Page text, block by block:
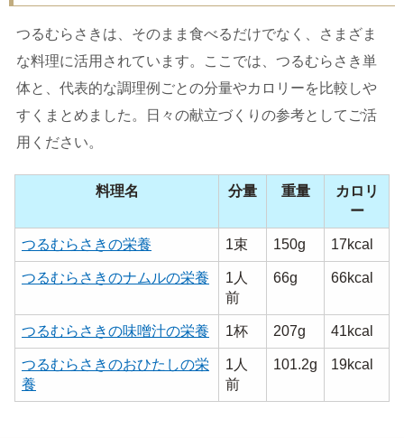
つるむらさきは、そのまま食べるだけでなく、さまざま
な料理に活用されています。ここでは、つるむらさき単
体と、代表的な調理例ごとの分量やカロリーを比較しや
すくまとめました。日々の献立づくりの参考としてご活
用ください。
料理名 分量 重量
カロリ
ー
つるむらさきの栄養 1束 150g 17kcal
つるむらさきのナムルの栄養
1人
前
66g 66kcal
つるむらさきの味噌汁の栄養 1杯 207g 41kcal
つるむらさきのおひたしの栄
養
1人
前
101.2g 19kcal